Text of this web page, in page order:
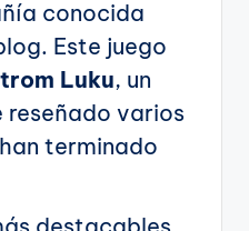
conocida
Este juego
Luku, un
reseñado varios
terminado